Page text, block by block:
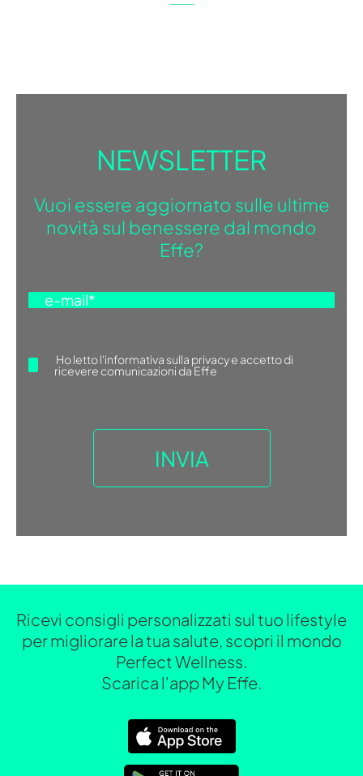
NEWSLETTER
Vuoi essere aggiornato sulle ultime
novità sul benessere dal mondo
Effe?
Ho lettol'informativa sulla privacye accetto di
ricevere comunicazioni da Effe
Ricevi consigli personalizzati sul tuo lifestyle
per migliorare la tua salute, scopri il mondo
Perfect Wellness.
Scarica l'app My Effe.